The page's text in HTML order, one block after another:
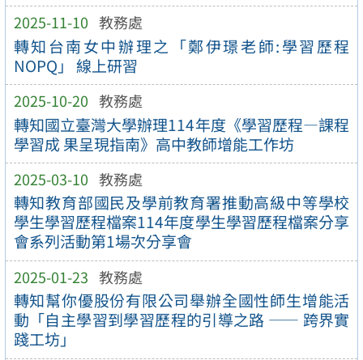
2025-11-10 教務處
轉知台南女中辦理之「鄭伊璟老師:學習歷程
NOPQ」 線上研習
2025-10-20 教務處
轉知國立臺灣大學辦理114年度《學習歷程—課程
學習成 果呈現指南》高中教師增能工作坊
2025-03-10 教務處
轉知教育部國民及學前教育署推動高級中等學校
學生學習歷程檔案114年度學生學習歷程檔案分享
會系列活動第1場次分享會
2025-01-23 教務處
轉知幫你優股份有限公司舉辦全國性師生增能活
動「自主學習到學習歷程的引導之路 —— 跨界實
踐工坊」